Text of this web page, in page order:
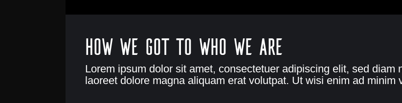
How we got to who we are
Lorem ipsum dolor sit amet, consectetuer adipiscing elit, sed diam
laoreet dolore magna aliquam erat volutpat. Ut wisi enim ad minim